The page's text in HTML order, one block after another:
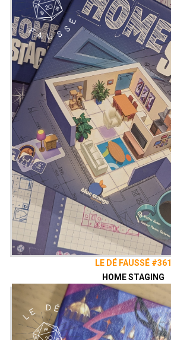
LE DÉ FAUSSÉ #361
HOME STAGING